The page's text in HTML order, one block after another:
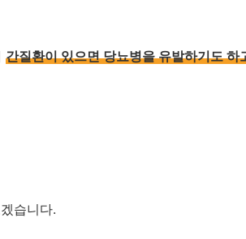
간질환이 있으면 당뇨병을 유발하기도 하
습니다.